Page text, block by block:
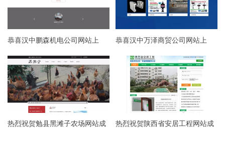
恭喜汉中鹏森机电公司网站上
恭喜汉中万泽商贸公司网站上
热烈祝贺勉县黑滩子农场网站成
热烈祝贺陕西省安居工程网站成